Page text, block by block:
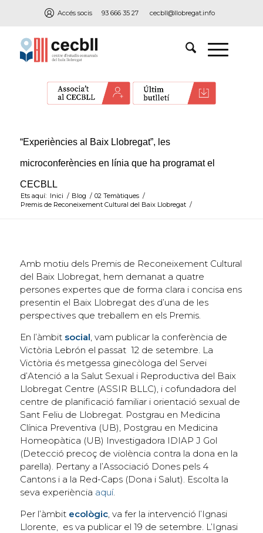
Accés socis 93 666 35 27 cecbll@llobregat.info
“Experiències al Baix Llobregat”, les
microconferències en línia que ha programat el
CECBLL
Ets aquí: Inici / Blog / 02 Temàtiques /
Premis de Reconeixement Cultural del Baix Llobregat /
Amb motiu dels Premis de Reconeixement Cultural
del Baix Llobregat, hem demanat a quatre
persones expertes que de forma clara i concisa ens
presentin el Baix Llobregat des d’una de les
perspectives que treballem en els Premis.
En l’àmbit social , vam publicar la conferència de
Victòria Lebrón el passat 12 de setembre. La
Victòria és metgessa ginecòloga del Servei
d’Atenció a la Salut Sexual i Reproductiva del Baix
Llobregat Centre (ASSIR BLLC), i cofundadora del
centre de planificació familiar i orientació sexual de
Sant Feliu de Llobregat. Postgrau en Medicina
Clínica Preventiva (UB), Postgrau en Medicina
Homeopàtica (UB) Investigadora IDIAP J Gol
(Detecció precoç de violència contra la dona en la
parella). Pertany a l’Associació Dones pels 4
Cantons i a la Red-Caps (Dona i Salut). Escolta la
seva experiència aquí.
Per l’àmbit ecològic, va fer la intervenció l’Ignasi
Llorente, es va publicar el 19 de setembre. L’Ignasi